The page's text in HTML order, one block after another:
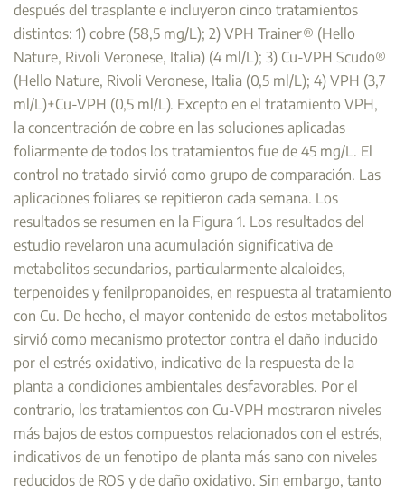
después del trasplante e incluyeron cinco tratamientos
distintos: 1) cobre (58,5 mg/L); 2) VPH Trainer® (Hello
Nature, Rivoli Veronese, Italia) (4 ml/L); 3) Cu-VPH Scudo®
(Hello Nature, Rivoli Veronese, Italia (0,5 ml/L); 4) VPH (3,7
ml/L)+Cu-VPH (0,5 ml/L). Excepto en el tratamiento VPH,
la concentración de cobre en las soluciones aplicadas
foliarmente de todos los tratamientos fue de 45 mg/L. El
control no tratado sirvió como grupo de comparación. Las
aplicaciones foliares se repitieron cada semana. Los
resultados se resumen en la Figura 1. Los resultados del
estudio revelaron una acumulación significativa de
metabolitos secundarios, particularmente alcaloides,
terpenoides y fenilpropanoides, en respuesta al tratamiento
con Cu. De hecho, el mayor contenido de estos metabolitos
sirvió como mecanismo protector contra el daño inducido
por el estrés oxidativo, indicativo de la respuesta de la
planta a condiciones ambientales desfavorables. Por el
contrario, los tratamientos con Cu-VPH mostraron niveles
más bajos de estos compuestos relacionados con el estrés,
indicativos de un fenotipo de planta más sano con niveles
reducidos de ROS y de daño oxidativo. Sin embargo, tanto